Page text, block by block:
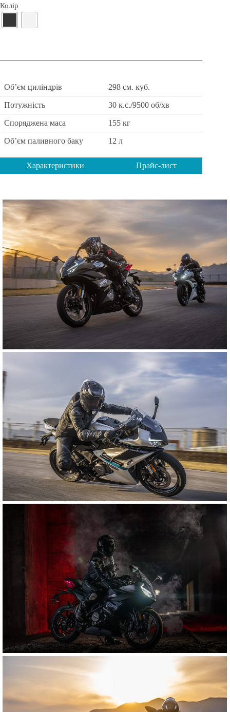
Колір
Об’єм циліндрів 298 см. куб.
Потужність 30 к.с./9500 об/хв
Споряджена маса 155 кг
Об’єм паливного баку 12 л
Характеристики Прайс-лист